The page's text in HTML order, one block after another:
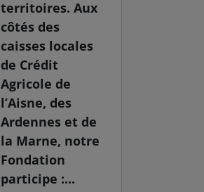
territoires. Aux
côtés des
caisses locales
de Crédit
Agricole de
l’Aisne, des
Ardennes et de
la Marne, notre
Fondation
participe :...